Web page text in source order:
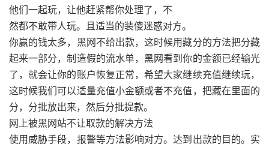
他们一起玩，让他赶紧帮你处理了，不
然都不敢带人玩。且适当的装傻迷惑对方。
你赢的钱太多，黑网不给出款，这时候用藏分的方法把分藏
起来一部分，制造假的流水单，黑网看到你的金额已经输光
了，就会让你的账户恢复正常，希望大家继续充值继续玩，
这时候我们可以适量充值小金额或者不充值，把藏在里面的
分，分批放出来，然后分批提款。
网上被黑网站不让取款的解决方法
使用威胁手段，报警等方法影响对方。达到出款的目的。实